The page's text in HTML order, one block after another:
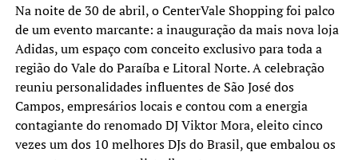
Na noite de 30 de abril, o CenterVale Shopping foi palco
de um evento marcante: a inauguração da mais nova loja
Adidas, um espaço com conceito exclusivo para toda a
região do Vale do Paraíba e Litoral Norte. A celebração
reuniu personalidades influentes de São José dos
Campos, empresários locais e contou com a energia
contagiante do renomado DJ Viktor Mora, eleito cinco
vezes um dos 10 melhores DJs do Brasil, que embalou os